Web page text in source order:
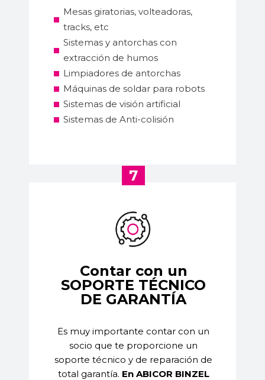
Mesas giratorias, volteadoras,
tracks, etc
Sistemas y antorchas con
extracción de humos
Limpiadores de antorchas
Máquinas de soldar para robots
Sistemas de visión artificial
Sistemas de Anti-colisión
7
Contar con un
SOPORTE TÉCNICO
DE GARANTÍA
Es muy importante contar con un
socio que te proporcione un
soporte técnico y de reparación de
total garantía. En ABICOR BINZEL